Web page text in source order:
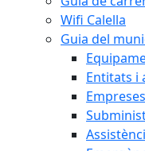
Wifi Calella
Guia del
Entitats i